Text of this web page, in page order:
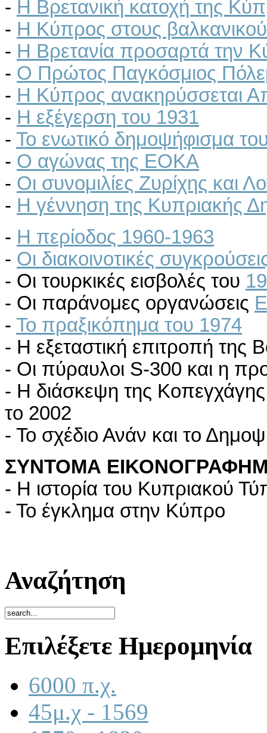
- Η Βρετανική κατοχή της
- Η Κύπρος στους
- Η Βρετανία προσαρτά την
- Ο Πρώτος Παγκόσμιος
- Η Κύπρος ανακηρύσσεται
- Η εξέγερση του 1931
- Το ενωτικό δημοψήφισμα
- Ο αγώνας της ΕΟΚΑ
- Οι συνoμιλίες Ζυρίχης και
- Η γέννηση της Κυπριακής
- Η περίοδος 1960-1963
- Οι διακοινοτικές
- Οι τουρκικές εισβολές του
- Οι παράνομες οργανώσεις
- Το πραξικόπημα του 1974
- Η εξεταστική επιτροπή της
- Οι πύραυλοι S-300 και η
- Η διάσκεψη της
το 2002
- Το σχέδιο Ανάν και το
ΣΥΝΤΟΜΑ
- Η ιστορία του Κυπριακού
- Το έγκλημα στην Κύπρο
Αναζήτηση
Επιλέξετε Ημερομηνία
6000 π.χ.
45μ.χ - 1569